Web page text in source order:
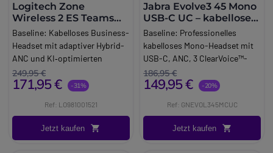
Logitech Zone
Wireless 2 ES Teams
Rosa mit Empfänger
Baseline: Kabelloses Business-
Headset mit adaptiver Hybrid-
ANC und KI‑optimierten
Mikrofonen für konzentriertes
Arbeiten.
Long_description:
Logitech Zone Wireless 2 ES for
249,95 €
171,95 € -31%
Ref: LO981001521
Jetzt kaufen
Jabra Evolve3 45 Mono
USB-C UC – kabelloses
Headset
Baseline: Professionelles
kabelloses Mono-Headset mit
USB-C, ANC, 3 ClearVoice™-
Mikrofonen und umklappbarem
Mikrofonarm für klare
Tragekomfort den ganzen Tag
186,95 €
149,95 € -20%
Ref: GNEVOL345MCUC
Jetzt kaufen